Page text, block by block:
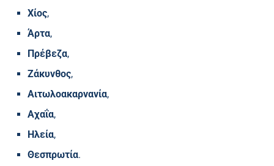
Χίος,
Άρτα,
Πρέβεζα,
Ζάκυνθος,
Αιτωλοακαρνανία,
Αχαΐα,
Ηλεία,
Θεσπρωτία.